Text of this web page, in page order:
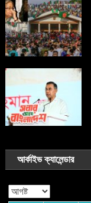
আর্কাইভ ক্যালেন্ডার